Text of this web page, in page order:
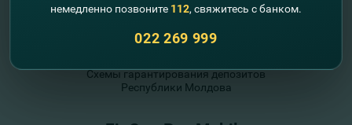
Схемы гарантирования депозитов
Республики Молдова
немедленно позвоните 112, свяжитесь с банком.
022 269 999